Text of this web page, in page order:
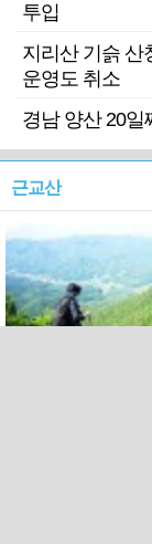
투입
지리산 기슭 산
운영도 취소
경남 양산 20
근교산